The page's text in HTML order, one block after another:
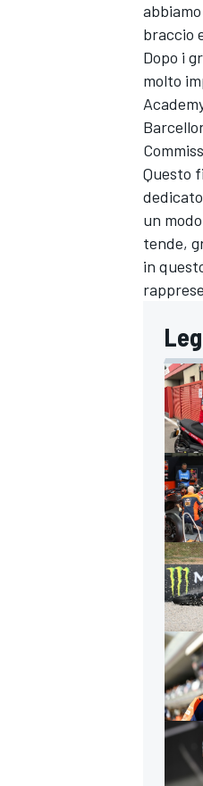
RALLY
braccio
Dopo i
molto
Questo
un
tende,
in